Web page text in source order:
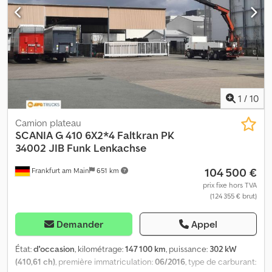
1 / 10
Frankfurt am Main 651 km
Camion plateau
SCANIAG 410 6X2*4 Faltkran PK
34002 JIB Funk Lenkachse
104 500 €
prix fixe hors TVA
(124 355 € brut)
Demander Appel
État:d'occasion, kilométrage:147 100 km, puissance: 302 kW
(410,61 ch) , première immatriculation:06/2016 , type de carburant: